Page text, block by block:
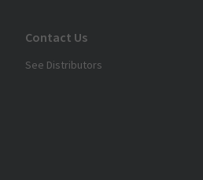
Contact Us
See Distributors